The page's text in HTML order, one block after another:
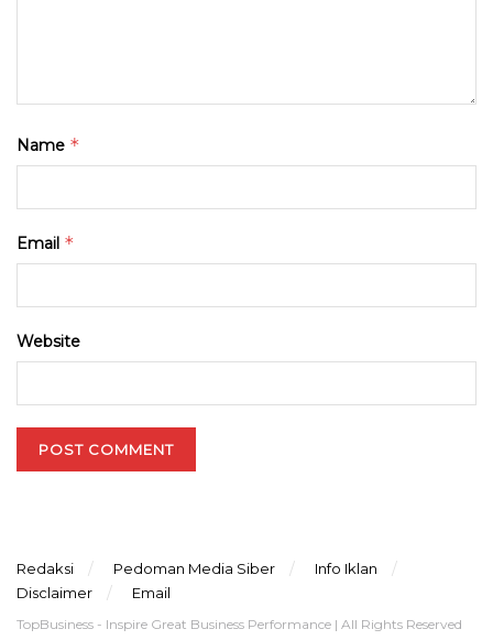
Name *
Email *
Website
Redaksi Pedoman Media Siber
Info Iklan
Disclaimer
Email
TopBusiness - Inspire Great Business Performance | All Rights Reserved